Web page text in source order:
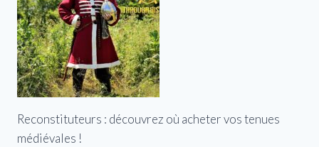
Reconstituteurs : découvrez où acheter vos tenues
médiévales !